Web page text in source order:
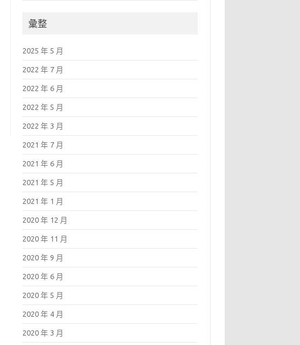
彙整
2025 年 5 月
2022 年 7 月
2022 年 6 月
2022 年 5 月
2022 年 3 月
2021 年 7 月
2021 年 6 月
2021 年 5 月
2021 年 1 月
2020 年 12 月
2020 年 11 月
2020 年 9 月
2020 年 6 月
2020 年 5 月
2020 年 4 月
2020 年 3 月